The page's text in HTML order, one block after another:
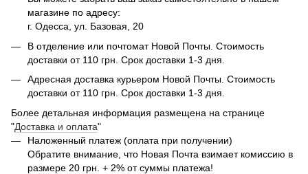
магазине по адресу:
г. Одесса, ул. Базовая, 20
В отделение или почтомат Новой Почты. Стоимость
доставки от 110 грн. Срок доставки 1-3 дня.
Адресная доставка курьером Новой Почты. Стоимость
доставки от 110 грн. Срок доставки 1-3 дня.
Более детальная информация размещена на странице
"Доставка и оплата"
Наложенный платеж (оплата при получении)
Обратите внимание, что Новая Почта взимает комиссию в
размере 20 грн. + 2% от суммы платежа!